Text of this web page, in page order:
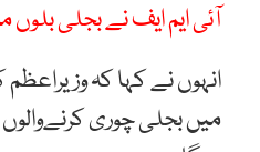
آئی ایم ایف نے بجلی
انہوں نے کہا کہ
میں بجلی چوری